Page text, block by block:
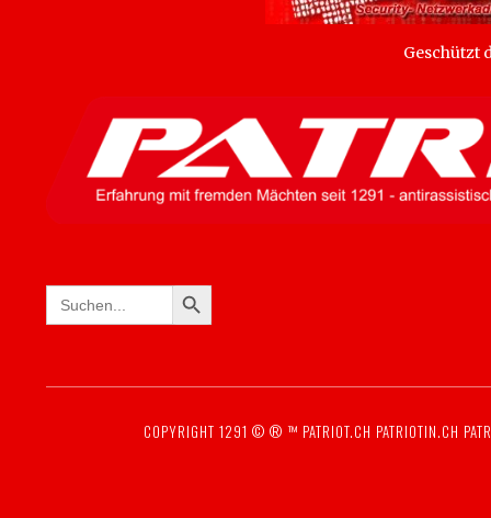
Geschützt
Search
for:
SEARCH BUTTON
COPYRIGHT 1291 © ® ™ PATRIOT.CH PATRIOTIN.CH